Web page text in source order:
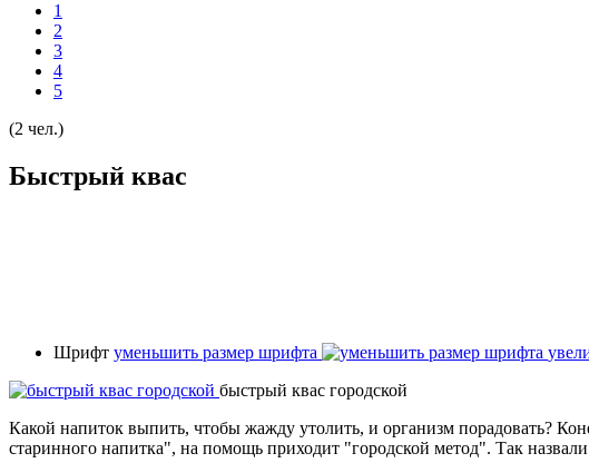
1
2
3
4
5
(2 чел.)
Быстрый квас
Шрифт уменьшить размер шрифта
быстрый квас городской
Какой напиток выпить, чтобы жажду утолить, и организм порадовать?
старинного напитка", на помощь приходит "городской метод". Так